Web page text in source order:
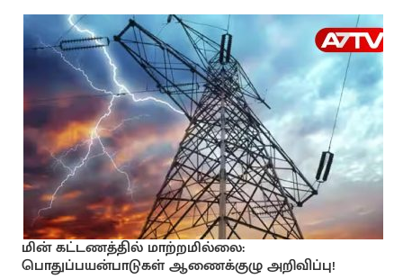
மின் கட்டணத்தில் மாற்றமில்லை:
பொதுப்பயன்பாடுகள் ஆணைக்குழு அறிவிப்பு!